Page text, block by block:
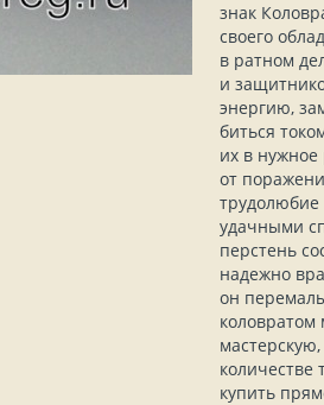
знак
своего
в ратном
и
энергию,
биться
их в нужное
от
трудолюбие
удачными
перстень
надежно
он
количестве
купить